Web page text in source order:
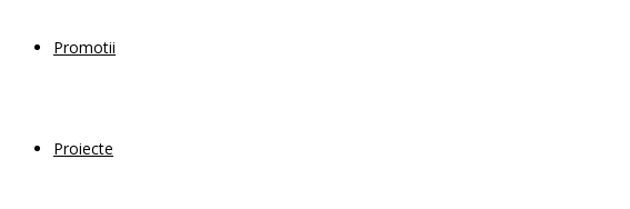
Promotii
Proiecte